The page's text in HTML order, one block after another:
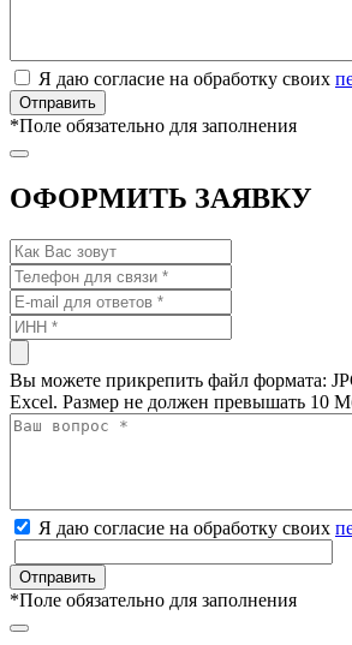
Я даю согласие на обработку своих
*Поле обязательно для заполнения
ОФОРМИТЬ ЗАЯВКУ
Вы можете прикрепить файл формата:
Excel. Размер не должен превышать 10
Я даю согласие на обработку своих
*Поле обязательно для заполнения